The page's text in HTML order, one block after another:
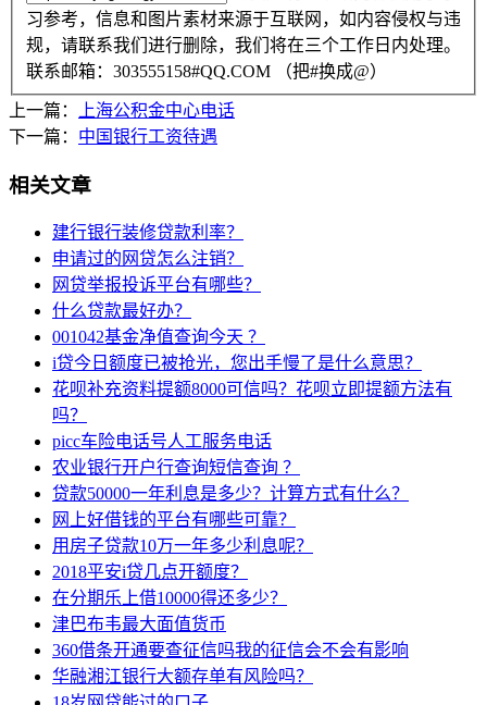
习参考，信息和图片素材来源于互联网，如内容侵权与违
规，请联系我们进行删除，我们将在三个工作日内处理。
联系邮箱：303555158#QQ.COM （把#换成@）
上一篇：
上海公积金中心电话
下一篇： 中国银行工资待遇
相关文章
建行银行装修贷款利率？
申请过的网贷怎么注销？
网贷举报投诉平台有哪些？
什么贷款最好办？
001042基金净值查询今天 ？
i贷今日额度已被抢光，您出手慢了是什么意思？
花呗补充资料提额8000可信吗？花呗立即提额方法有
吗？
picc车险电话号人工服务电话
农业银行开户行查询短信查询 ？
贷款50000一年利息是多少？计算方式有什么？
网上好借钱的平台有哪些可靠？
用房子贷款10万一年多少利息呢？
2018平安i贷几点开额度？
在分期乐上借10000得还多少？
津巴布韦最大面值货币
360借条开通要查征信吗我的征信会不会有影响
华融湘江银行大额存单有风险吗？